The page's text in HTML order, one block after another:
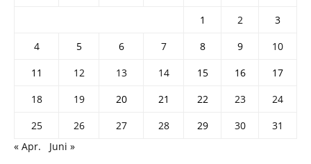
1 2
3
4
5 6 7 8 9
10
11
12 13 14 15 16
17
18
19 20 21 22 23
24
25
26 27 28 29 30
31
« Apr.
Juni »